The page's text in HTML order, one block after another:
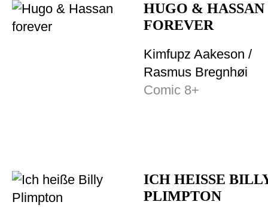
HUGO & HASSAN
FOREVER
Kimfupz Aakeson /
Rasmus Bregnhøi
Comic 8+
ICH HEISSE BILLY
LIMPTON